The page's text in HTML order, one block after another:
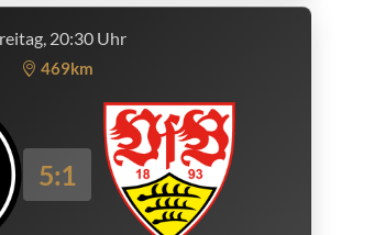
20:30 Uhr
469km
5:1